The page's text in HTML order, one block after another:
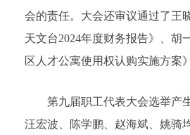
会的责任。大会还审议通过了王
天文台2024年度财务报告》、胡
区人才公寓使用权认购实施方案》
第九届职工代表大会选举产
汪宏波、陈学鹏、赵海斌、姚骑